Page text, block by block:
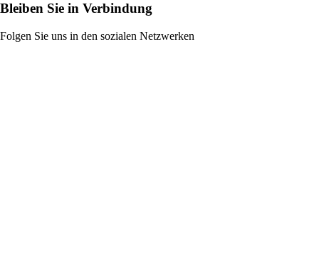
Bleiben Sie in Verbindung
Folgen Sie uns in den sozialen Netzwerken